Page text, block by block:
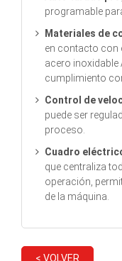
programable
Materiales de
en contacto con
acero inoxidable
cumplimiento
Control de
puede ser
proceso.
Cuadro
que centraliza
operación,
de la máquina.
< VOLVER